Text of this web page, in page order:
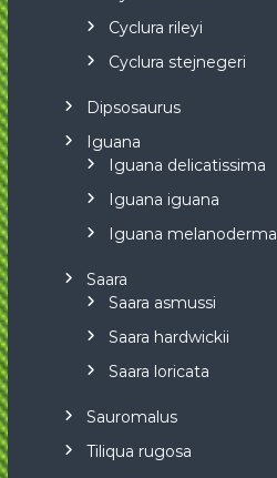
Cyclura rileyi
Cyclura stejnegeri
Dipsosaurus
Iguana
Iguana delicatissima
Iguana iguana
Iguana melanoderma
Saara
Saara asmussi
Saara hardwickii
Saara loricata
Sauromalus
Tiliqua rugosa